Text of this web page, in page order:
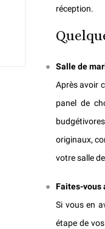
réception.
Salle de
Après avoir
panel de
originaux,
votre salle
Faites-vous
Si vous en
étape de